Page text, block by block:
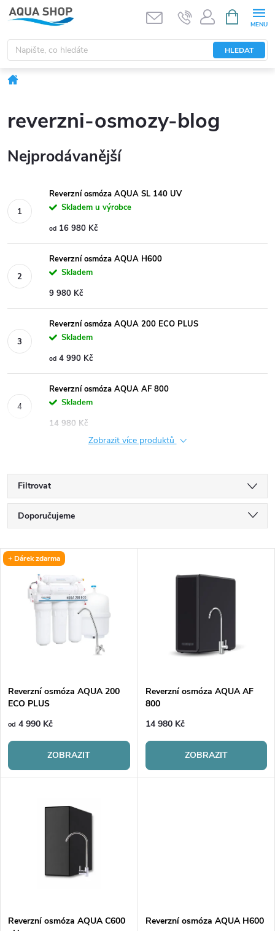
Přejít
na
obsah
HLEDAT
NÁKUPNÍ
KOŠÍK
reverzni-osmozy-blog
Nejprodávanější
Reverzní osmóza AQUA SL 140 UV
Skladem u výrobce
od 16 980 Kč
Reverzní osmóza AQUA H600
Skladem
9 980 Kč
Reverzní osmóza AQUA 200 ECO PLUS
Skladem
od 4 990 Kč
Reverzní osmóza AQUA AF 800
Skladem
14 980 Kč
Zobrazit více produktů
Filtrovat
Ř
a
p
r
o
ů
Doporučujeme
Nejdražší
Nejprodávanější
Abecedně
V
s
p
r
o
+ Dárek zdarma
Reverzní osmóza AQUA 200
ECO PLUS
od 4 990 Kč
ZOBRAZIT
Reverzní osmóza AQUA AF
800
14 980 Kč
ZOBRAZIT
Reverzní osmóza AQUA C600
Reverzní osmóza AQUA H600